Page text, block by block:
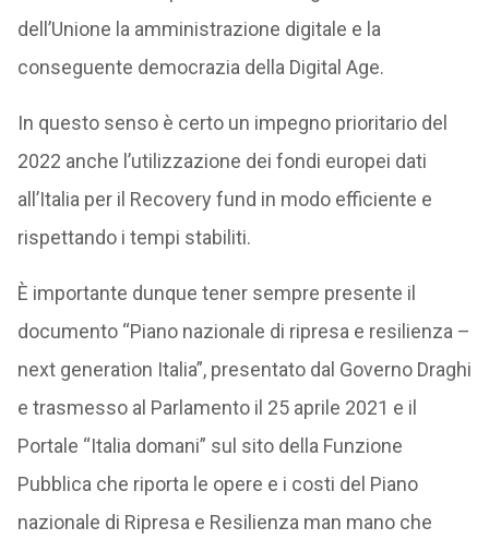
dell’Unione la amministrazione digitale e la
conseguente democrazia della Digital Age.
In questo senso è certo un impegno prioritario del
2022 anche l’utilizzazione dei fondi europei dati
all’Italia per il Recovery fund in modo efficiente e
rispettando i tempi stabiliti.
È importante dunque tener sempre presente il
documento “Piano nazionale di ripresa e resilienza –
next generation Italia”, presentato dal Governo Draghi
e trasmesso al Parlamento il 25 aprile 2021 e il
Portale “Italia domani” sul sito della Funzione
Pubblica che riporta le opere e i costi del Piano
nazionale di Ripresa e Resilienza man mano che